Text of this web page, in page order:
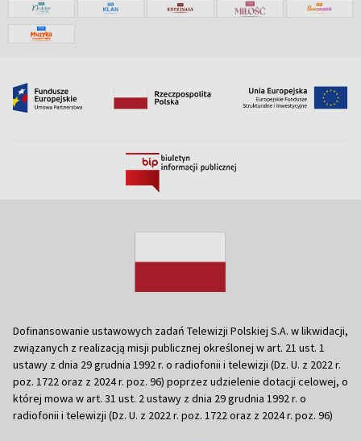
Dofinansowanie ustawowych zadań Telewizji Polskiej S.A. w likwidacji,
związanych z realizacją misji publicznej określonej w art. 21 ust. 1
ustawy z dnia 29 grudnia 1992 r. o radiofonii i telewizji (Dz. U. z 2022 r.
poz. 1722 oraz z 2024 r. poz. 96) poprzez udzielenie dotacji celowej, o
której mowa w art. 31 ust. 2 ustawy z dnia 29 grudnia 1992 r. o
radiofonii i telewizji (Dz. U. z 2022 r. poz. 1722 oraz z 2024 r. poz. 96)